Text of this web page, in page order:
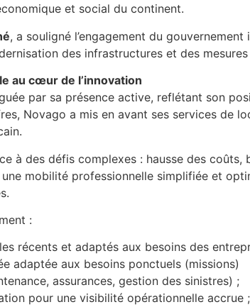
et social du continent.
, a souligné l’engagement du
des infrastructures et des
au cœur de l’innovation
par sa présence active, reflétant son
Novago a mis en avant ses services
à des défis complexes : hausse des
mobilité professionnelle simplifiée et
:
récents et adaptés aux besoins des
adaptée aux besoins ponctuels (missions)
assurances, gestion des sinistres) ;
pour une visibilité opérationnelle accrue ;